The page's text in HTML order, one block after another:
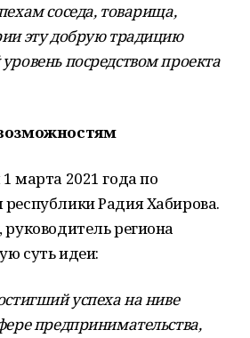
соседа, товарища,
эту добрую традицию
посредством проекта
марта 2021 года по
Радия Хабирова.
региона
суть идеи:
успеха на ниве
предпринимательства,